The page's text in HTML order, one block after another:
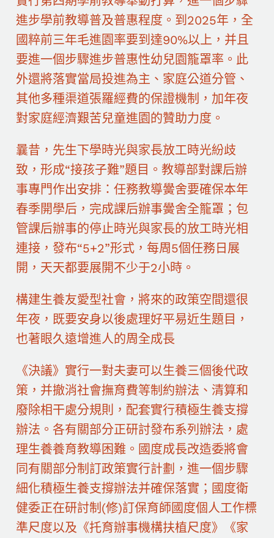
進步學前教導普及普惠程度。到2025年，全
國粹前三年毛進園率要到達90%以上，并且
要進一個步驟進步普惠性幼兒園籠罩率。此
外還將落實當局投進為主、家庭公道分管、
其他多種渠道張羅經費的保證機制，加年夜
對家庭經濟艱苦兒童進園的贊助力度。
曩昔，先生下學時光與家長放工時光紛歧
致，形成“接孩子難”題目。教導部對課后辦
事專門作出安排：任務教導黌舍要確保本年
春季開學后，完成課后辦事黌舍全籠罩；包
管課后辦事的停止時光與家長的放工時光相
連接，發布“5+2”形式，每周5個任務日展
開，天天都要展開不少于2小時。
構建生養友愛型社會，將來的政策空間還很
年夜，既要安身以後處理好平易近生題目，
也著眼久遠增進人的周全成長
《決議》實行一對夫妻可以生養三個後代政
策，并撤消社會撫育費等制約辦法、清算和
廢除相干處分規則，配套實行積極生養支撐
辦法。各有關部分正研討發布系列辦法，處
理生養養育教導困難。國度成長改造委將會
同有關部分制訂政策實行計劃，進一個步驟
細化積極生養支撐辦法并確保落實；國度衛
健委正在研討制(修)訂保育師國度個人工作標
準尺度以及《托育辦事機構扶植尺度》《家